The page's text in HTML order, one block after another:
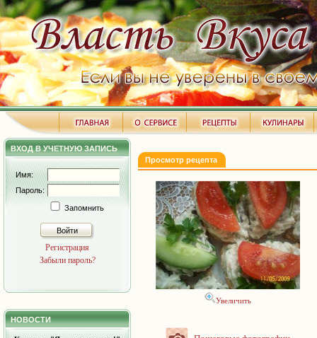
ВХОД В УЧЕТНУЮ ЗАПИСЬ
Имя:
Пароль:
Запомнить
Войти
Регистрация
Забыли пароль?
НОВОСТИ
Просмотр рецепта
Увеличить